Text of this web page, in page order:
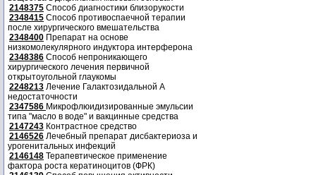
2148375 Способ диагностики близорукости
2348415 Способ противоспаечной терапии
после хирургического вмешательства
2348400 Препарат на основе
низкомолекулярного индуктора интерферона
2348386 Способ непроникающего
хирургического лечения первичной
открытоугольной глаукомы
2248213 Лечение Галактозидальной А
недостаточности
2347586 Микрофлюидизированные эмульсии
типа "масло в воде" и вакцинные средства
2147243 Контрастное средство
2146526 Лечебный препарат дисбактериоза и
урогенитальных инфекций
2146148 Терапевтическое применение
фактора роста кератиноцитов (ФРК)